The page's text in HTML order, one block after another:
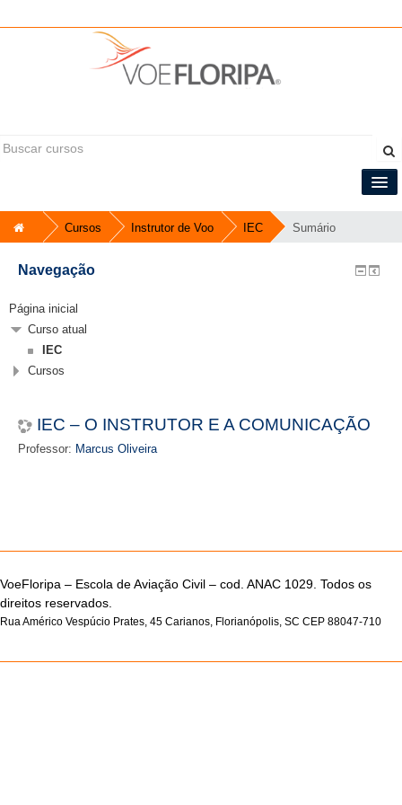
Central do Tripulante
Português - Brasil ‎(pt_br)‎
Cursos Instrutor de Voo IEC Sumário
Navegação
Página inicial
Curso atual
IEC
Cursos
IEC – O INSTRUTOR E A COMUNICAÇÃO
Professor: Marcus Oliveira
VoeFloripa – Escola de Aviação Civil – cod. ANAC 1029. Todos os
direitos reservados.
Rua Américo Vespúcio Prates, 45 Carianos, Florianópolis, SC CEP 88047-710